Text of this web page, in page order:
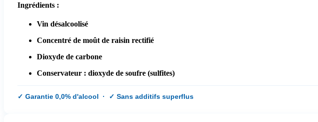
Ingrédients :
Vin désalcoolisé
Concentré de moût de raisin rectifié
Dioxyde de carbone
Conservateur : dioxyde de soufre (sulfites)
✓ Garantie 0,0% d'alcool · ✓ Sans additifs superflus